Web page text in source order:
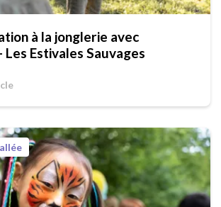
à la jonglerie avec
Les Estivales Sauvages